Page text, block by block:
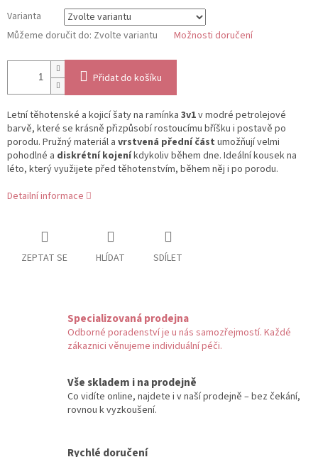
Varianta
Můžeme doručit do: Zvolte variantu Možnosti doručení
Přidat do košíku
Letní těhotenské a kojicí šaty na ramínka 3v1v modré petrolejové
barvě, které se krásně přizpůsobí rostoucímu bříšku i postavě po
porodu. Pružný materiál a vrstvená přední část umožňují velmi
pohodlné a diskrétní kojeníkdykoliv během dne. Ideální kousek na
léto, který využijete před těhotenstvím, během něj i po porodu.
Detailní informace
ZEPTAT SE HLÍDAT SDÍLET
Specializovaná prodejna
Odborné poradenství je u nás samozřejmostí. Každé
zákaznici věnujeme individuální péči.
Vše skladem i na prodejně
Co vidíte online, najdete i v naší prodejně – bez čekání,
rovnou k vyzkoušení.
Rychlé doručení